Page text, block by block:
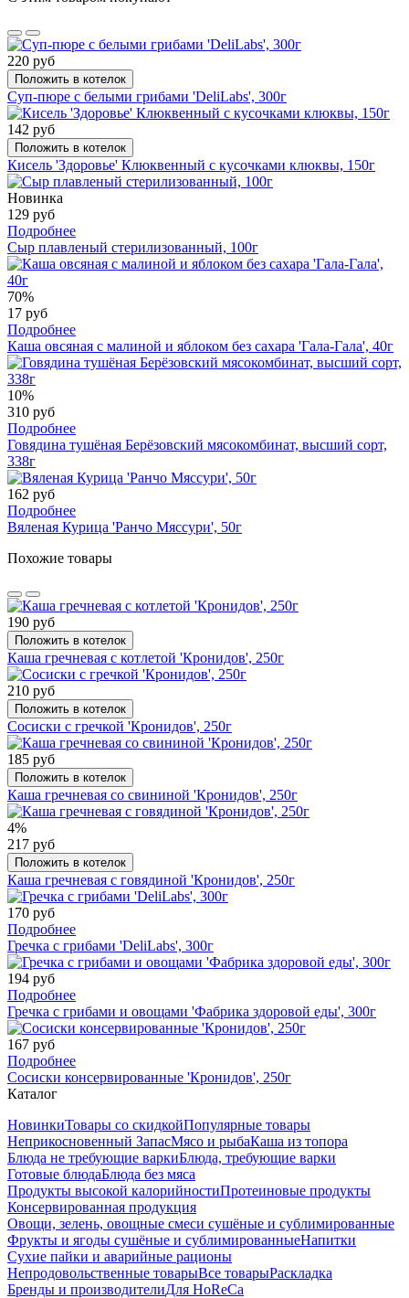
220 руб
Положить в котелок
Суп-пюре с белыми грибами 'DeliLabs', 300г
142 руб
Положить в котелок
Кисель 'Здоровье' Клюквенный с кусочками клюквы, 150г
Новинка
129 руб
Подробнее
Сыр плавленый стерилизованный, 100г
70%
17 руб
Подробнее
Каша овсяная с малиной и яблоком без сахара 'Гала-Гала', 40г
10%
310 руб
Подробнее
Говядина тушёная Берёзовский мясокомбинат, высший сорт,
338г
162 руб
Подробнее
Вяленая Курица 'Ранчо Мяссури', 50г
Похожие товары
190 руб
Положить в котелок
Каша гречневая с котлетой 'Кронидов', 250г
210 руб
Положить в котелок
Сосиски с гречкой 'Кронидов', 250г
185 руб
Положить в котелок
Каша гречневая со свининой 'Кронидов', 250г
4%
217 руб
Положить в котелок
Каша гречневая с говядиной 'Кронидов', 250г
170 руб
Подробнее
Гречка с грибами 'DeliLabs', 300г
194 руб
Подробнее
Гречка с грибами и овощами 'Фабрика здоровой еды', 300г
167 руб
Подробнее
Сосиски консервированные 'Кронидов', 250г
Каталог
НовинкиТовары со скидкойПопулярные товары
Неприкосновенный ЗапасМясо и рыбаКаша из топора
Блюда не требующие варкиБлюда, требующие варки
Готовые блюдаБлюда без мяса
Продукты высокой калорийностиПротеиновые продукты
Консервированная продукция
Овощи, зелень, овощные смеси сушёные и сублимированные
Фрукты и ягоды сушёные и сублимированныеНапитки
Сухие пайки и аварийные рационы
Непродовольственные товарыВсе товарыРаскладка
Бренды и производителиДля HoReCa